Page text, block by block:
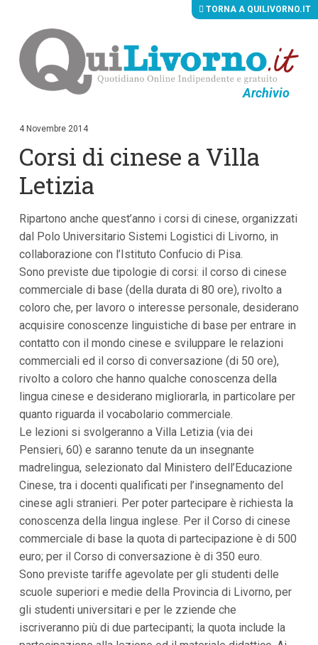
Archivio
c
t
n
u
i
p
i
n
i
p
l
i
V
a
i
a
l
M
e
ù
P
i
n
i
p
l
e
a
TORNA A QUILIVORNO.IT
4 Novembre 2014
Corsi di cinese a Villa
Letizia
Ripartono anche quest’anno i corsi di cinese, organizzati
dal Polo Universitario Sistemi Logistici di Livorno, in
collaborazione con l’Istituto Confucio di Pisa.
Sono previste due tipologie di corsi: il corso di cinese
commerciale di base (della durata di 80 ore), rivolto a
coloro che, per lavoro o interesse personale, desiderano
acquisire conoscenze linguistiche di base per entrare in
contatto con il mondo cinese e sviluppare le relazioni
commerciali ed il corso di conversazione (di 50 ore),
rivolto a coloro che hanno qualche conoscenza della
lingua cinese e desiderano migliorarla, in particolare per
quanto riguarda il vocabolario commerciale.
Le lezioni si svolgeranno a Villa Letizia (via dei
Pensieri, 60) e saranno tenute da un insegnante
madrelingua, selezionato dal Ministero dell’Educazione
Cinese, tra i docenti qualificati per l’insegnamento del
cinese agli stranieri. Per poter partecipare è richiesta la
conoscenza della lingua inglese. Per il Corso di cinese
commerciale di base la quota di partecipazione è di 500
euro; per il Corso di conversazione è di 350 euro.
Sono previste tariffe agevolate per gli studenti delle
scuole superiori e medie della Provincia di Livorno, per
gli studenti universitari e per le zziende che
iscriveranno più di due partecipanti; la quota include la